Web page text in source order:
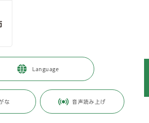
Language
な 音声読み上げ
手続き > まちづくり・交通
更新日付：2026年4月15日 / ページ番号：C120389